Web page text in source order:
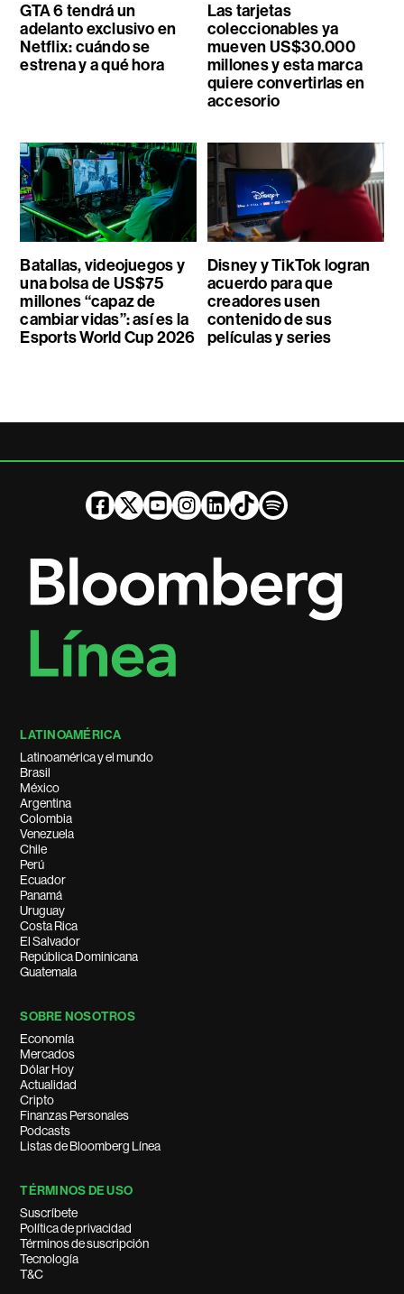
GTA 6 tendrá un
adelanto exclusivo en
Netflix: cuándo se
estrena y a qué hora
Las tarjetas
coleccionables ya
mueven US$30.000
millones y esta marca
quiere convertirlas en
accesorio
Batallas, videojuegos y
una bolsa de US$75
millones “capaz de
cambiar vidas”: así es la
Esports World Cup 2026
Disney y TikTok logran
acuerdo para que
creadores usen
contenido de sus
películas y series
LATINOAMÉRICA
Latinoamérica y el mundo
Brasil
México
Argentina
Colombia
Venezuela
Chile
Perú
Ecuador
Panamá
Uruguay
Costa Rica
El Salvador
República Dominicana
Guatemala
SOBRE NOSOTROS
Economía
Mercados
Dólar Hoy
Actualidad
Cripto
Finanzas Personales
Podcasts
Listas de Bloomberg Línea
TÉRMINOS DE USO
Suscríbete
Política de privacidad
Términos de suscripción
Tecnología
T&C